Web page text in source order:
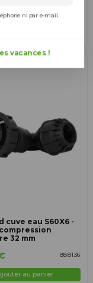
cuve eau S60X6 -
32 mm
888136
au panier
ni par e-mail.
vacances !